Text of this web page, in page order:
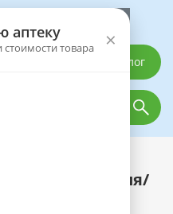
аптеку
стоимости товара ×
Каталог
д/промывания/
(душ)